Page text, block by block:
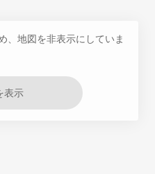
、地図を非表示にしていま
表示